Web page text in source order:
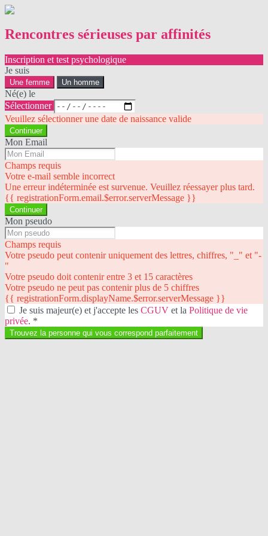
Rencontres sérieuses par affinités
Inscription et test psychologique
Je suis
Une femme Un homme
Né(e) le
Sélectionner
Veuillez sélectionner une date de naissance valide
Continuer
Mon Email
Champs requis
Votre e-mail semble incorrect
Une erreur indéterminée est survenue. Veuillez réessayer plus tard.
{{ registrationForm.email.$error.serverMessage }}
Continuer
Mon pseudo
Champs requis
Votre pseudo peut contenir uniquement des lettres, chiffres, "_" et "-
"
Votre pseudo doit contenir entre 3 et 15 caractères
Votre pseudo ne peut pas contenir plus de 5 chiffres
{{ registrationForm.displayName.$error.serverMessage }}
Je suis majeur(e) et j'accepte les CGUV et la Politique de vie
privée. *
Trouvez la personne qui vous correspond parfaitement